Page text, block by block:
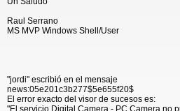
Raul Serrano
MS MVP Windows Shell/User
"jordi" escribió en el mensaje
news:05e201c3b277$5e655f20$
El error exacto del visor de sucesos es:
"El servicio Digital Camera - PC Camera no